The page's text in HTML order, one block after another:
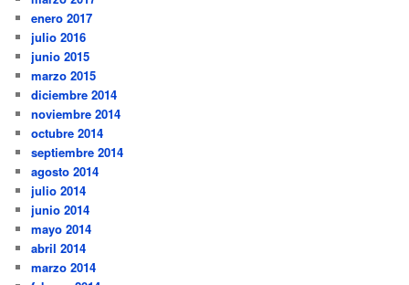
enero 2017
julio 2016
junio 2015
marzo 2015
diciembre 2014
noviembre 2014
octubre 2014
septiembre 2014
agosto 2014
julio 2014
junio 2014
mayo 2014
abril 2014
marzo 2014